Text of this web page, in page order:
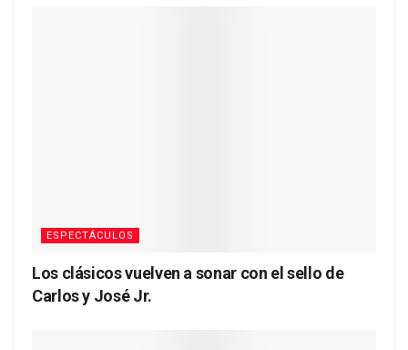
ESPECTÁCULOS
Los clásicos vuelven a sonar con el sello de
Carlos y José Jr.